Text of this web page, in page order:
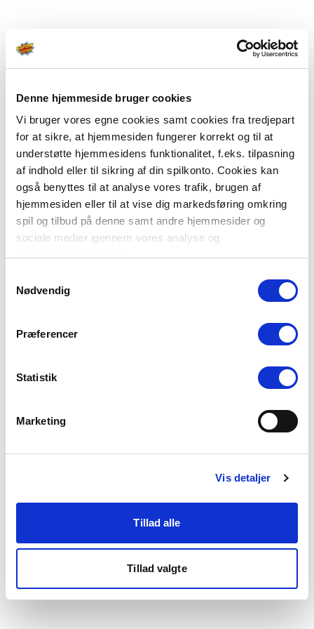
Denne hjemmeside bruger cookies
Vi bruger vores egne cookies samt cookies fra tredjepart
for at sikre, at hjemmesiden fungerer korrekt og til at
understøtte hjemmesidens funktionalitet, f.eks. tilpasning
af indhold eller til sikring af din spilkonto. Cookies kan
også benyttes til at analyse vores trafik, brugen af
hjemmesiden eller til at vise dig markedsføring omkring
spil og tilbud på denne samt andre hjemmesider og
sociale medier igennem vores analyse og
Du kan læse mere om vores brug af cookies under
"Detaljer" eller ved at klikke videre til vores Cookiepolitik,
Nødvendig
Præferencer
Statistik
Marketing
Vis detaljer
Tillad alle
Tillad valgte